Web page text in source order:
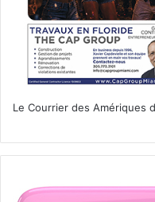
Bien évidemment des
devant les tribunaux,
sucre conteste les
Ainsi, vu les articles
le sud de la Floride,
discussion porte alors
Le Courrier des Amériques